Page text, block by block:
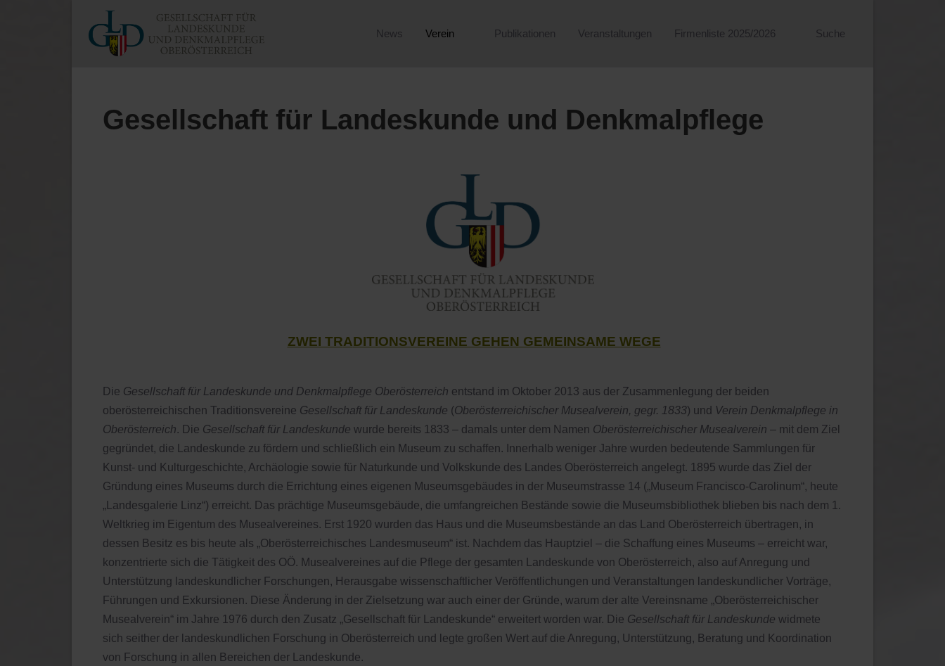
News Verein Publikationen Veranstaltungen Firmenliste 2025/2026 Suche
Gesellschaft für Landeskunde und Denkmalpflege
ZWEI TRADITIONSVEREINE GEHEN GEMEINSAME WEGE
Die Gesellschaft für Landeskunde und Denkmalpflege Oberösterreich entstand im Oktober 2013 aus der Zusammenlegung der beiden
oberösterreichischen Traditionsvereine Gesellschaft für Landeskunde (Oberösterreichischer Musealverein, gegr. 1833) und Verein Denkmalpflege in
Oberösterreich. Die Gesellschaft für Landeskunde wurde bereits 1833 – damals unter dem Namen Oberösterreichischer Musealverein – mit dem Ziel
gegründet, die Landeskunde zu fördern und schließlich ein Museum zu schaffen. Innerhalb weniger Jahre wurden bedeutende Sammlungen für
Kunst- und Kulturgeschichte, Archäologie sowie für Naturkunde und Volkskunde des Landes Oberösterreich angelegt. 1895 wurde das Ziel der
Gründung eines Museums durch die Errichtung eines eigenen Museumsgebäudes in der Museumstrasse 14 („Museum Francisco-Carolinum“, heute
„Landesgalerie Linz“) erreicht. Das prächtige Museumsgebäude, die umfangreichen Bestände sowie die Museumsbibliothek blieben bis nach dem 1.
Weltkrieg im Eigentum des Musealvereines. Erst 1920 wurden das Haus und die Museumsbestände an das Land Oberösterreich übertragen, in
dessen Besitz es bis heute als „Oberösterreichisches Landesmuseum“ ist. Nachdem das Hauptziel – die Schaffung eines Museums – erreicht war,
konzentrierte sich die Tätigkeit des OÖ. Musealvereines auf die Pflege der gesamten Landeskunde von Oberösterreich, also auf Anregung und
Unterstützung landeskundlicher Forschungen, Herausgabe wissenschaftlicher Veröffentlichungen und Veranstaltungen landeskundlicher Vorträge,
Führungen und Exkursionen. Diese Änderung in der Zielsetzung war auch einer der Gründe, warum der alte Vereinsname „Oberösterreichischer
Musealverein“ im Jahre 1976 durch den Zusatz „Gesellschaft für Landeskunde“ erweitert worden war. Die Gesellschaft für Landeskunde widmete
sich seither der landeskundlichen Forschung in Oberösterreich und legte großen Wert auf die Anregung, Unterstützung, Beratung und Koordination
von Forschung in allen Bereichen der Landeskunde.